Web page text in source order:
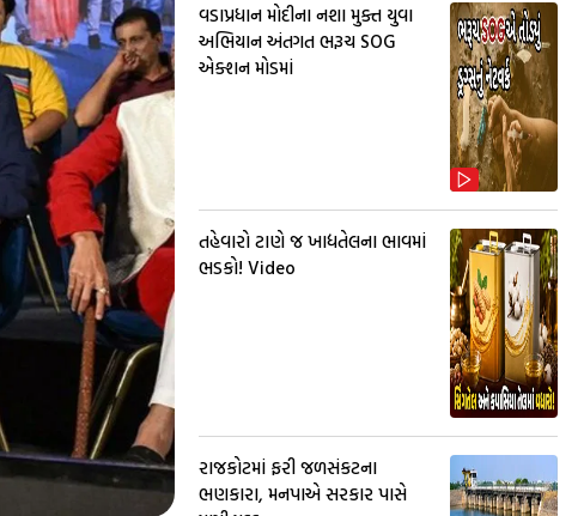
વડાપ્રધાન મોદીના નશા મુક્ત યુવા
અભિયાન અંતગત ભરૂચ SOG
એક્શન મોડમાં
તહેવારો ટાણે જ ખાદ્યતેલના ભાવમાં
ભડકો! Video
રાજકોટમાં ફરી જળસંકટના
ભણકારા, મનપાએ સરકાર પાસે